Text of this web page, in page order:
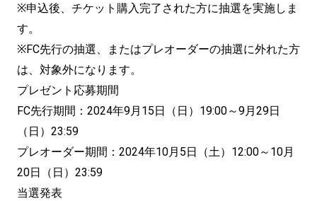
※申込後、チケット購入完了された方に抽選を実施しま
す。
※FC先行の抽選、またはプレオーダーの抽選に外れた方
は、対象外になります。
プレゼント応募期間
FC先行期間：2024年9月15日（日）19:00～9月29日
（日）23:59
プレオーダー期間：2024年10月5日（土）12:00～10月
20日（日）23:59
当選発表